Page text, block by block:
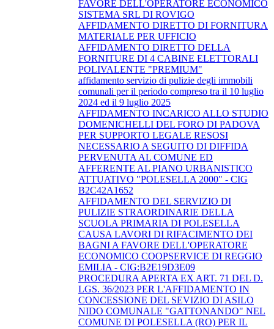
FAVORE DELL'OPERATORE ECONOMICO
SISTEMA SRL DI ROVIGO
AFFIDAMENTO DIRETTO DI FORNITURA
MATERIALE PER UFFICIO
AFFIDAMENTO DIRETTO DELLA
FORNITURE DI 4 CABINE ELETTORALI
POLIVALENTE "PREMIUM"
affidamento servizio di pulizie degli immobili
comunali per il periodo compreso tra il 10 luglio
2024 ed il 9 luglio 2025
AFFIDAMENTO INCARICO ALLO STUDIO
DOMENICHELLI DEL FORO DI PADOVA
PER SUPPORTO LEGALE RESOSI
NECESSARIO A SEGUITO DI DIFFIDA
PERVENUTA AL COMUNE ED
AFFERENTE AL PIANO URBANISTICO
ATTUATIVO "POLESELLA 2000" - CIG
B2C42A1652
AFFIDAMENTO DEL SERVIZIO DI
PULIZIE STRAORDINARIE DELLA
SCUOLA PRIMARIA DI POLESELLA
CAUSA LAVORI DI RIFACIMENTO DEI
BAGNI A FAVORE DELL'OPERATORE
ECONOMICO COOPSERVICE DI REGGIO
EMILIA - CIG:B2E19D3E09
PROCEDURA APERTA EX ART. 71 DEL D.
LGS. 36/2023 PER L'AFFIDAMENTO IN
CONCESSIONE DEL SEVIZIO DI ASILO
NIDO COMUNALE "GATTONANDO" NEL
COMUNE DI POLESELLA (RO) PER IL